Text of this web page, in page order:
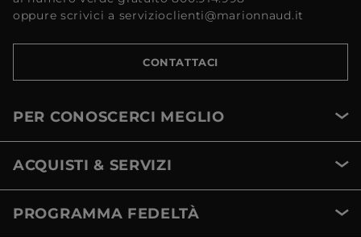
oppure scrivici a servizioclienti@marionnaud.it
CONTATTACI
PER CONOSCERCI MEGLIO
ACQUISTI & SERVIZI
PROGRAMMA FEDELTÀ